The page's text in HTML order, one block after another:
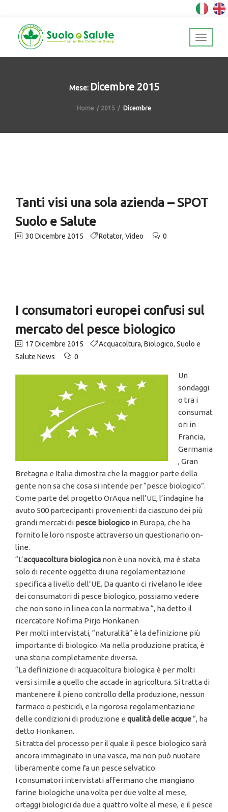
Mese: Dicembre 2015
Home 2015 Dicembre
Tanti visi una sola azienda – SPOT
Suolo e Salute
30 Dicembre 2015 Rotator, Video 0
I consumatori europei confusi sul
mercato del pesce biologico
17 Dicembre 2015 Acquacoltura, Biologico, Suolo e
Salute News
0
Un
sondaggi
o tra i
consumat
ori in
Francia,
Germania
, Gran
Bretagna e Italia dimostra che la maggior parte della
gente non sa che cosa si intende per “pesce biologico”.
Come parte del progetto OrAqua nell’UE, l’indagine ha
avuto 500 partecipanti provenienti da ciascuno dei più
grandi mercati di pesce biologico in Europa, che ha
fornito le loro risposte attraverso un questionario on-
line.
“L’acquacoltura biologica non è una novità, ma è stata
solo di recente oggetto di una regolamentazione
specifica a livello dell’UE. Da quanto ci rivelano le idee
dei consumatori di pesce biologico, possiamo vedere
che non sono in linea con la normativa “, ha detto il
ricercatore Nofima Pirjo Honkanen
Per molti intervistati, “naturalità” è la definizione più
importante di biologico. Ma nella produzione pratica, è
una storia completamente diversa.
“La definizione di acquacoltura biologica è per molti
versi simile a quello che accade in agricoltura. Si tratta di
mantenere il pieno controllo della produzione, nessun
farmaco o pesticidi, e la rigorosa regolamentazione
delle condizioni di produzione e qualità delle acque“, ha
detto Honkanen.
Si tratta del processo per il quale il pesce biologico sarà
ancora immaginato in una vasca, ma non può nuotare
liberamente come fa un pesce selvatico.
I consumatori intervistati affermano che mangiano
farine biologiche una volta per due volte al mese,
ortaggi biologici da due a quattro volte al mese, e il pesce